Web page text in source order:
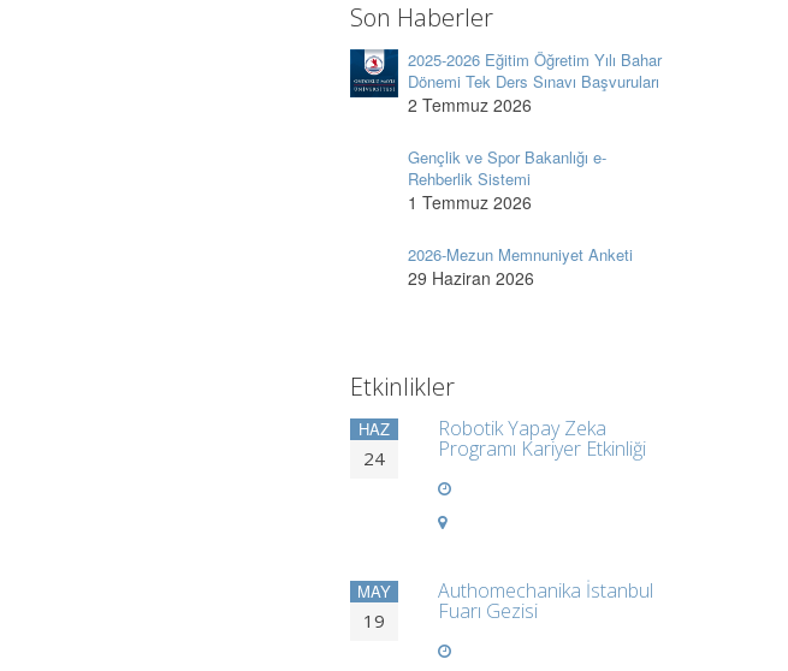
Son Haberler
2025-2026 Eğitim Öğretim Yılı Bahar
Dönemi Tek Ders Sınavı Başvuruları
2 Temmuz 2026
Gençlik ve Spor Bakanlığı e-
Rehberlik Sistemi
1 Temmuz 2026
2026-Mezun Memnuniyet Anketi
29 Haziran 2026
Etkinlikler
HAZ
24
Robotik Yapay Zeka
Programı Kariyer Etkinliği
MAY
19
Authomechanika İstanbul
Fuarı Gezisi